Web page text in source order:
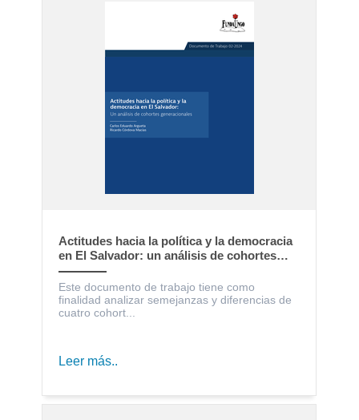
Actitudes hacia la política y la democracia
en El Salvador: un análisis de cohortes
generacionales
Este documento de trabajo tiene como
finalidad analizar semejanzas y diferencias de
cuatro cohort...
Leer más..